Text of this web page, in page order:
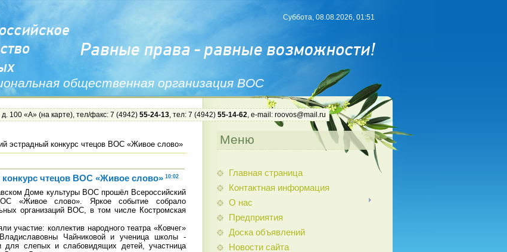
общественная организация ВОС
Суббота, 08.08.2026, 01:51
д. 100 «А» (на карте), тел/факс: 7 (4942) 55-24-13, тел: 7 (4942) 55-14-62, e-mail: roovos@mail.ru
эстрадный конкурс чтецов ВОС «Живое слово»
10:02
конкурс чтецов ВОС «Живое слово»
Доме культуры ВОС прошёл Всероссийский
«Живое слово». Яркое событие собрало
организаций ВОС, в том числе Костромская
участие: коллектив народного театра «Ковчег»
Чайниковой и ученица школы -
для слепых и слабовидящих детей, участница
Меню
Главная страница
Контактная информация
О нас
Предприятия
Доска объявлений
Новости сайта